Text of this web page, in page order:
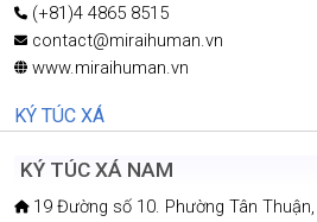
(+81)4 4865 8515
contact@miraihuman.vn
www.miraihuman.vn
KÝ TÚC XÁ
KÝ TÚC XÁ NAM
19 Đường số 10. Phường Tân